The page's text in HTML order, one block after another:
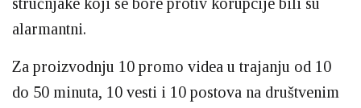
alarmantni.
Za proizvodnju 10 promo videa u trajanju od 10
do 50 minuta, 10 vesti i 10 postova na društvenim